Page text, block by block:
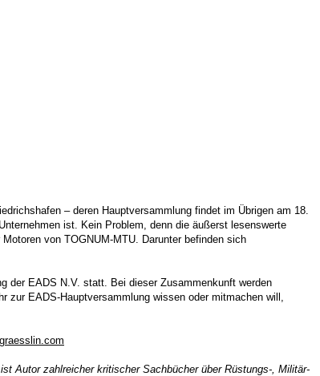
– deren Hauptversammlung findet im Übrigen am 18.
ist. Kein Problem, denn die äußerst lesenswerte
von TOGNUM-MTU. Darunter befinden sich
der EADS N.V. statt. Bei dieser Zusammenkunft werden
zur EADS-Hauptversammlung wissen oder mitmachen will,
Autor zahlreicher kritischer Sachbücher über Rüstungs-, Militär-